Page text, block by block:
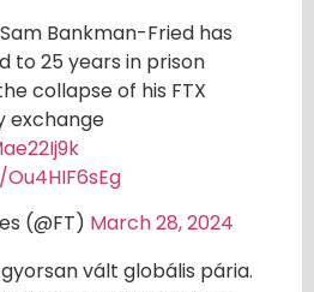
Bankman-Fried has
to 25 years in prison
collapse of his FTX
exchange
(@FT) March 28, 2024
vált globális pária.